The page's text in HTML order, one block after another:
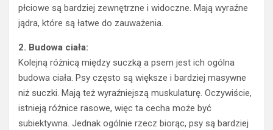
płciowe są bardziej zewnętrzne i widoczne. Mają wyraźne
jądra, które są łatwe do zauważenia.
2. Budowa ciała:
Kolejną różnicą między suczką a psem jest ich ogólna
budowa ciała. Psy często są większe i bardziej masywne
niż suczki. Mają też wyraźniejszą muskulaturę. Oczywiście,
istnieją różnice rasowe, więc ta cecha może być
subiektywna. Jednak ogólnie rzecz biorąc, psy są bardziej